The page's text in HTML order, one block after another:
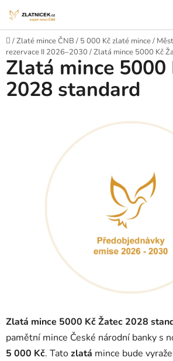
Domů
/Zlaté mince ČNB / 5 000 Kč zlaté mince/
rezervace II 2026–2030 /Zlatá mince 5000 Kč
Zlatá mince 5000 Kč Žatec 2028
pamětní mince České národní banky s
5 000 Kč. Tatozlatá mince bude
Zlatá mince 5000
2028 standard